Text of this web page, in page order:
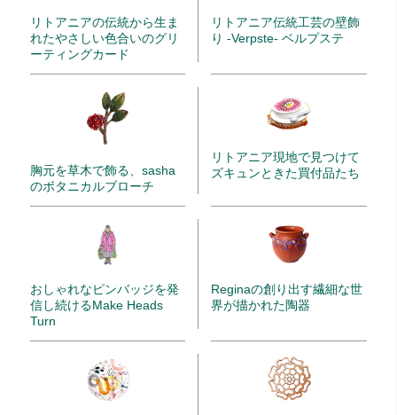
リトアニアの伝統から生ま
れたやさしい色合いのグリ
ーティングカード
リトアニア伝統工芸の壁飾
り -Verpste- ベルプステ
胸元を草木で飾る、sasha
のボタニカルブローチ
リトアニア現地で見つけて
ズキュンときた買付品たち
おしゃれなピンバッジを発
信し続けるMake Heads
Turn
Reginaの創り出す繊細な世
界が描かれた陶器